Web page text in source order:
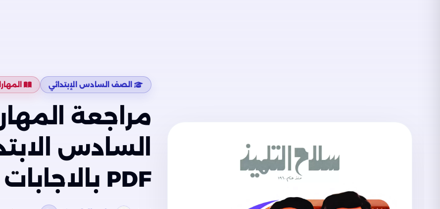
الصف السادس الإبتدائي
مراجعة
السادس
PDF بالاجابات من سلاح التلميذ